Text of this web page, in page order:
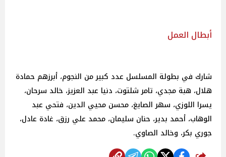
أبطال العمل
شارك في بطولة المسلسل عدد كبير من النجوم، أبرزهم حمادة
هلال، هبة مجدي، تامر شلتوت، دنيا عبد العزيز، خالد سرحان،
يسرا اللوزي، سهر الصايغ، محسن محيي الدين، فتحي عبد
الوهاب، أحمد بدير، حنان سليمان، محمد علي رزق، غادة عادل،
جوري بكر، وخالد الصاوي.